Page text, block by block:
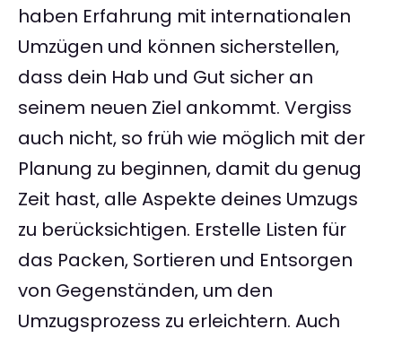
haben Erfahrung mit internationalen
Umzügen und können sicherstellen,
dass dein Hab und Gut sicher an
seinem neuen Ziel ankommt. Vergiss
auch nicht, so früh wie möglich mit der
Planung zu beginnen, damit du genug
Zeit hast, alle Aspekte deines Umzugs
zu berücksichtigen. Erstelle Listen für
das Packen, Sortieren und Entsorgen
von Gegenständen, um den
Umzugsprozess zu erleichtern. Auch